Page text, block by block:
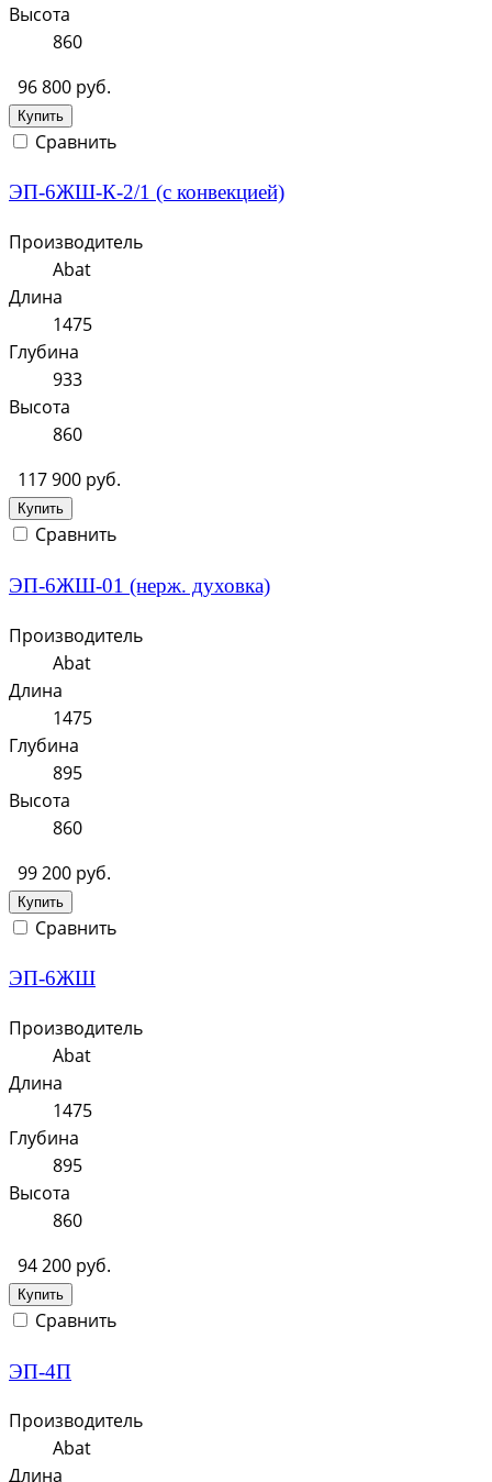
Высота
860
96 800 руб.
Купить
Сравнить
ЭП-6ЖШ-К-2/1 (с конвекцией)
Производитель
Abat
Длина
1475
Глубина
933
Высота
860
117 900 руб.
Купить
Сравнить
ЭП-6ЖШ-01 (нерж. духовка)
Производитель
Abat
Длина
1475
Глубина
895
Высота
860
99 200 руб.
Купить
Сравнить
ЭП-6ЖШ
Производитель
Abat
Длина
1475
Глубина
895
Высота
860
94 200 руб.
Купить
Сравнить
ЭП-4П
Производитель
Abat
Длина